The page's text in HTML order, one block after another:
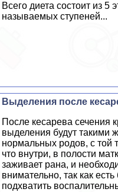
Всего диета состоит из 5
называемых ступеней...
Выделения после
После кесарева сечения
выделения будут такими
нормальных родов, с той
что внутри, в полости
заживает рана, и
внимательно, так как
подхватить